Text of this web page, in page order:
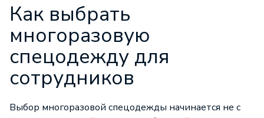
Как выбрать
многоразовую
спецодежду для
сотрудников
Выбор многоразовой спецодежды начинается не с